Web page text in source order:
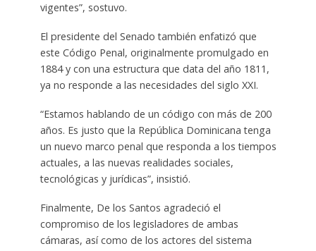
vigentes”, sostuvo.
El presidente del Senado también enfatizó que
este Código Penal, originalmente promulgado en
1884 y con una estructura que data del año 1811,
ya no responde a las necesidades del siglo XXI.
“Estamos hablando de un código con más de 200
años. Es justo que la República Dominicana tenga
un nuevo marco penal que responda a los tiempos
actuales, a las nuevas realidades sociales,
tecnológicas y jurídicas”, insistió.
Finalmente, De los Santos agradeció el
compromiso de los legisladores de ambas
cámaras, así como de los actores del sistema